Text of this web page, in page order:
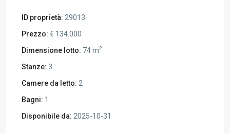
ID proprietà: 29013
Prezzo: € 134.000
Dimensione lotto: 74 m2
Stanze: 3
Camere da letto: 2
Bagni: 1
Disponibile da: 2025-10-31